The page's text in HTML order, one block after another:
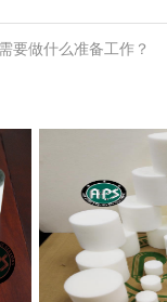
要做什么准备工作？